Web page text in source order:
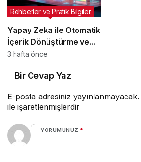
Yapay Zeka ile Otomatik
İçerik Dönüştürme ve
Script Yazım Rehberi
Rehberler ve Pratik Bilgiler
3 hafta önce
Bir Cevap Yaz
E-posta adresiniz yayınlanmayacak.
ile işaretlenmişlerdir
YORUMUNUZ *